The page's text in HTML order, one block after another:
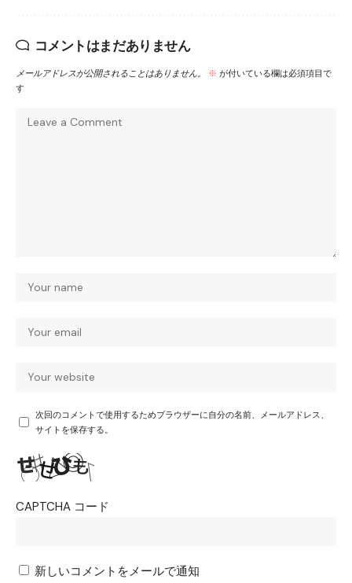
コメントはまだありません
メールアドレスが公開されることはありません。 ※ が付いている欄は必須項目で
す
次回のコメントで使用するためブラウザーに自分の名前、メールアドレス、
サイトを保存する。
CAPTCHA コード
新しいコメントをメールで通知